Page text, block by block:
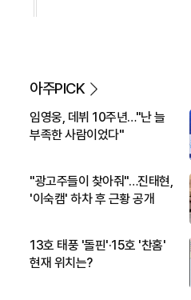
아주PICK
임영웅, 데뷔 10주년…"난 늘
부족한 사람이었다"
"광고주들이 찾아줘"…진태현,
'이숙캠' 하차 후 근황 공개
13호 태풍 '돌핀'·15호 '찬홈'
현재 위치는?